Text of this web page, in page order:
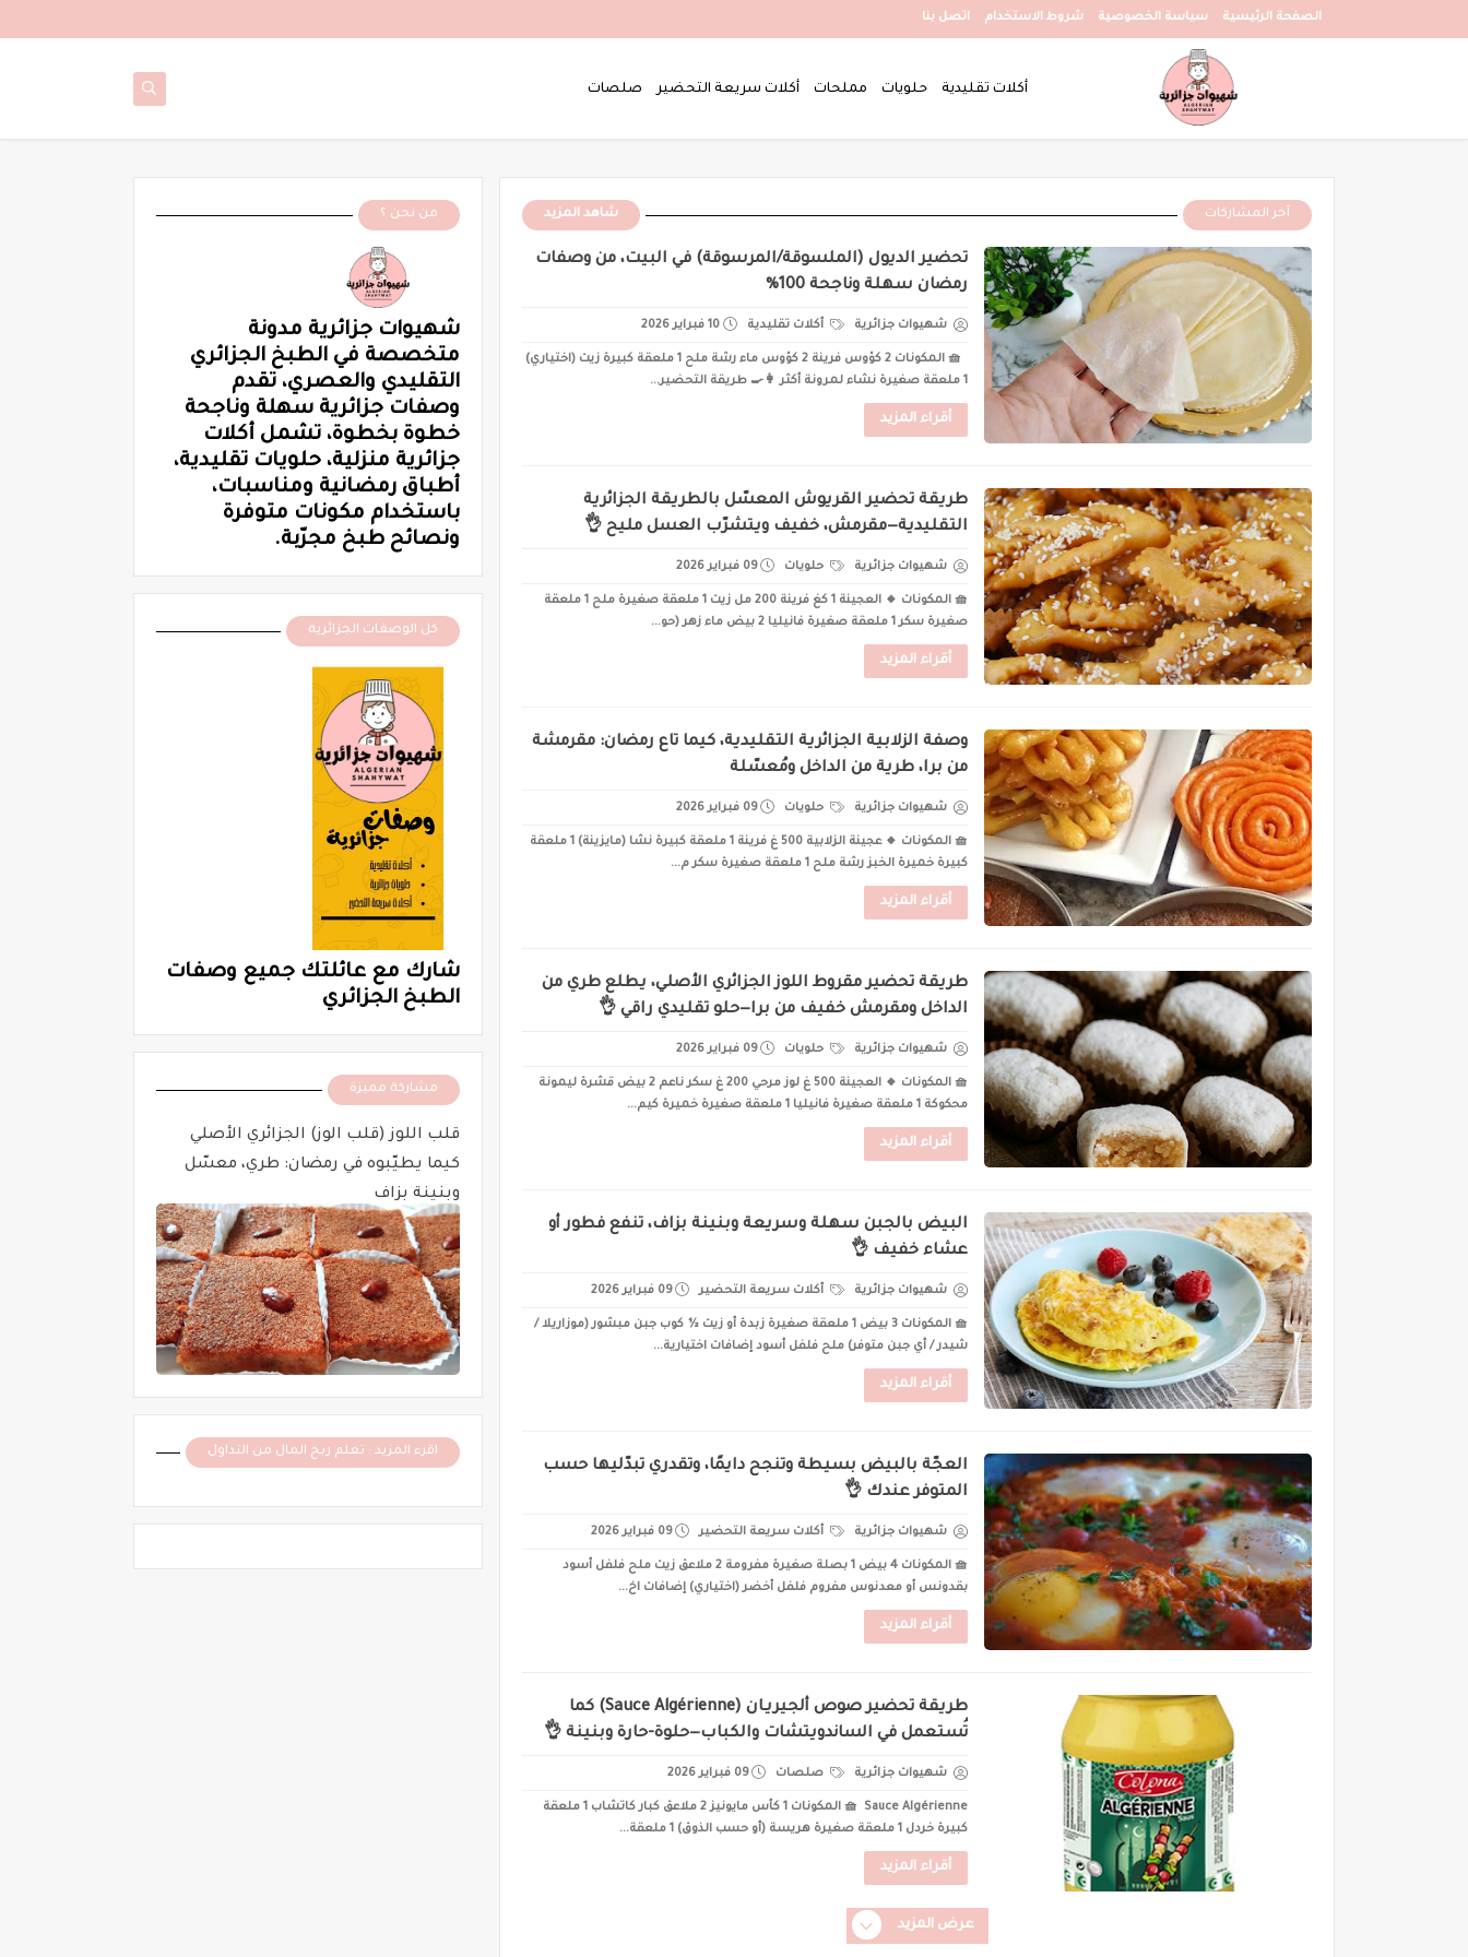
الصفحة الرئيسية سياسة الخصوصية شروط الاستخدام اتصل بنا
أكلات تقليدية حلويات مملحات أكلات سريعة التحضير صلصات
آخر المشاركات شاهد المزيد
تحضير الديول (الملسوقة/المرسوقة) في البيت، من وصفات
رمضان سهلة وناجحة 100%
شهيوات جزائرية أكلات تقليدية 10 فبراير 2026
🧺 المكونات 2 كؤوس فرينة 2 كؤوس ماء رشة ملح 1 ملعقة كبيرة زيت (اختياري)
1 ملعقة صغيرة نشاء لمرونة أكثر 👩‍🍳 طريقة التحضير...
أقراء المزيد
طريقة تحضير القريوش المعسّل بالطريقة الجزائرية
التقليدية—مقرمش، خفيف ويتشرّب العسل مليح 👌
شهيوات جزائرية حلويات 09 فبراير 2026
🧺 المكونات 🔸 العجينة 1 كغ فرينة 200 مل زيت 1 ملعقة صغيرة ملح 1 ملعقة
صغيرة سكر 1 ملعقة صغيرة فانيليا 2 بيض ماء زهر (حو...
أقراء المزيد
وصفة الزلابية الجزائرية التقليدية، كيما تاع رمضان: مقرمشة
من برا، طرية من الداخل ومُعسّلة
شهيوات جزائرية حلويات 09 فبراير 2026
🧺 المكونات 🔸 عجينة الزلابية 500 غ فرينة 1 ملعقة كبيرة نشا (مايزينة) 1 ملعقة
كبيرة خميرة الخبز رشة ملح 1 ملعقة صغيرة سكر م...
أقراء المزيد
طريقة تحضير مقروط اللوز الجزائري الأصلي، يطلع طري من
الداخل ومقرمش خفيف من برا—حلو تقليدي راقي 👌
شهيوات جزائرية حلويات 09 فبراير 2026
🧺 المكونات 🔸 العجينة 500 غ لوز مرحي 200 غ سكر ناعم 2 بيض قشرة ليمونة
محكوكة 1 ملعقة صغيرة فانيليا 1 ملعقة صغيرة خميرة كيم...
أقراء المزيد
البيض بالجبن سهلة وسريعة وبنينة بزاف، تنفع فطور أو
عشاء خفيف 👌
شهيوات جزائرية أكلات سريعة التحضير 09 فبراير 2026
🧺 المكونات 3 بيض 1 ملعقة صغيرة زبدة أو زيت ½ كوب جبن مبشور (موزاريلا /
شيدر / أي جبن متوفر) ملح فلفل أسود إضافات اختيارية...
أقراء المزيد
العجّة بالبيض بسيطة وتنجح دايمًا، وتقدري تبدّليها حسب
المتوفر عندك 👌
شهيوات جزائرية أكلات سريعة التحضير 09 فبراير 2026
🧺 المكونات 4 بيض 1 بصلة صغيرة مفرومة 2 ملاعق زيت ملح فلفل أسود
بقدونس أو معدنوس مفروم فلفل أخضر (اختياري) إضافات اخ...
أقراء المزيد
طريقة تحضير صوص ألجيريـان (Sauce Algérienne) كما
تُستعمل في الساندويتشات والكباب—حلوة-حارة وبنينة 👌
شهيوات جزائرية صلصات 09 فبراير 2026
Sauce Algérienne 🧺 المكونات 1 كأس مايونيز 2 ملاعق كبار كاتشاب 1 ملعقة
كبيرة خردل 1 ملعقة صغيرة هريسة (أو حسب الذوق) 1 ملعقة...
أقراء المزيد
عرض المزيد
من نحن ؟
شهيوات جزائرية مدونة
متخصصة في الطبخ الجزائري
التقليدي والعصري، تقدم
وصفات جزائرية سهلة وناجحة
خطوة بخطوة، تشمل أكلات
جزائرية منزلية، حلويات تقليدية،
أطباق رمضانية ومناسبات،
باستخدام مكونات متوفرة
ونصائح طبخ مجرّبة.
كل الوصفات الجزائرية
شارك مع عائلتك جميع وصفات
الطبخ الجزائري
مشاركة مميزة
قلب اللوز (قلب الوز) الجزائري الأصلي
كيما يطيّبوه في رمضان: طري، معسّل
وبنينة بزاف
اقرء المزيد : تعلم ربح المال من التداول